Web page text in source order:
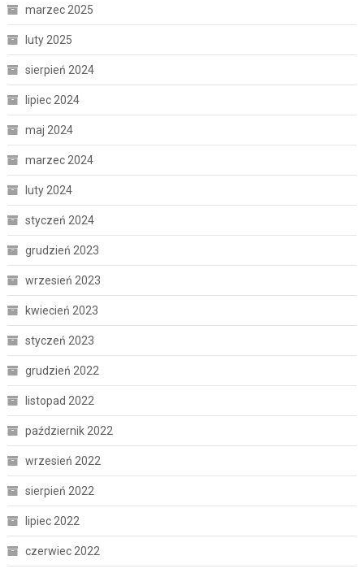
marzec 2025
luty 2025
sierpień 2024
lipiec 2024
maj 2024
marzec 2024
luty 2024
styczeń 2024
grudzień 2023
wrzesień 2023
kwiecień 2023
styczeń 2023
grudzień 2022
listopad 2022
październik 2022
wrzesień 2022
sierpień 2022
lipiec 2022
czerwiec 2022